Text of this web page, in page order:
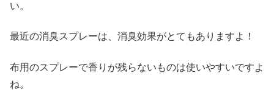
い。
最近の消臭スプレーは、消臭効果がとてもありますよ！
布用のスプレーで香りが残らないものは使いやすいですよ
ね。